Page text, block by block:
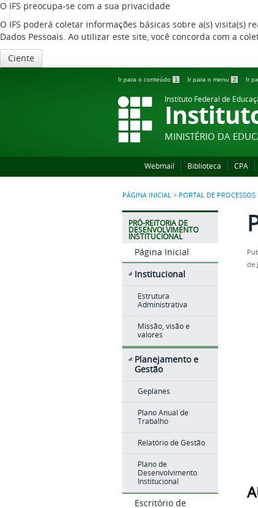
O IFS preocupa-se com a sua privacidade
O IFS poderá coletar informações básicas sobre a(s) visita(s)
Dados Pessoais. Ao utilizar este site, você concorda com a
Ciente
Ir para o conteúdo 1 Ir para o menu 2 Ir
Instituto Federal de
MINISTÉRIO DA
Webmail Biblioteca CPA
PÁGINA INICIAL > PORTAL DE PROCESSOS
PRÓ-REITORIA DE
DESENVOLVIMENTO
INSTITUCIONAL
Página Inicial
Institucional
Estrutura
Administrativa
Missão, visão e
valores
Planejamento e
Gestão
Geplanes
Plano Anual de
Trabalho
Relatório de Gestão
Plano de
Desenvolvimento
Institucional
Escritório de
de